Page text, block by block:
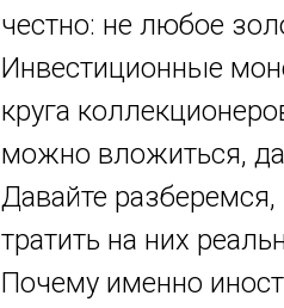
честно: не любое
Инвестиционные
круга
можно вложиться,
Давайте
тратить на них
Почему именно